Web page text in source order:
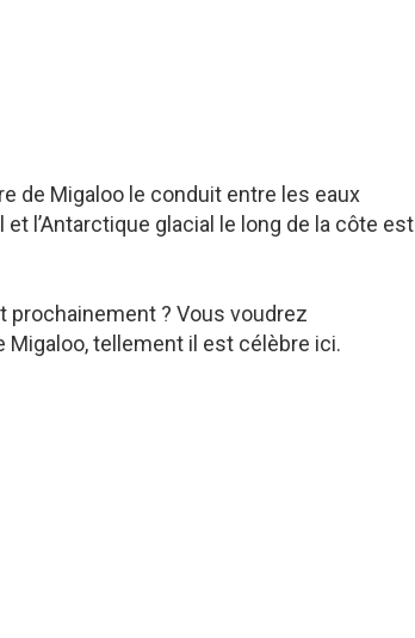
de Migaloo le conduit entre les eaux
l’Antarctique glacial le long de la côte est
prochainement ? Vous voudrez
tellement il est célèbre ici.